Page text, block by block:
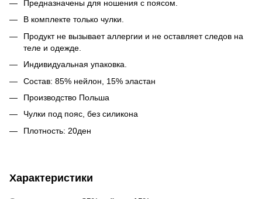
Предназначены для ношения с поясом.
В комплекте только чулки.
Продукт не вызывает аллергии и не оставляет следов на
теле и одежде.
Индивидуальная упаковка.
Состав: 85% нейлон, 15% эластан
Производство Польша
Чулки под пояс, без силикона
Плотность: 20ден
Характеристики